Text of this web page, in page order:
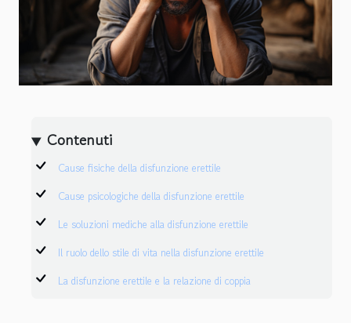
Contenuti
Cause fisiche della disfunzione erettile
Cause psicologiche della disfunzione erettile
Le soluzioni mediche alla disfunzione erettile
Il ruolo dello stile di vita nella disfunzione erettile
La disfunzione erettile e la relazione di coppia